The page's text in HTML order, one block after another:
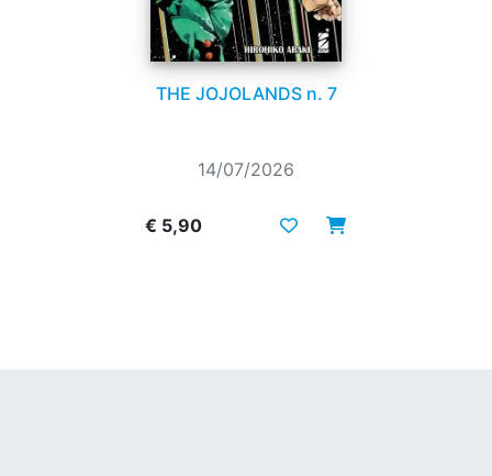
THE JOJOLANDS n. 7
14/07/2026
€ 5,90